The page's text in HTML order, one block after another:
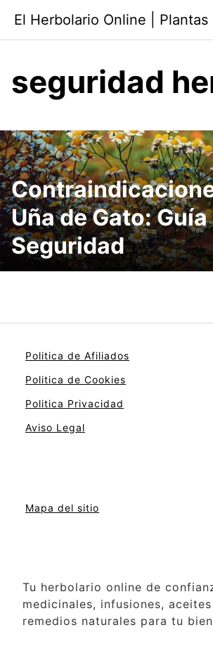
contenido
El Herbolario Online |
seguridad
Uña de Gato: Guía
Seguridad
Politica de Afiliados
Politica de Cookies
Politica Privacidad
Aviso Legal
Mapa del sitio
Tu herbolario online de
medicinales, infusiones,
remedios naturales para tu